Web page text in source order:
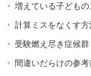
増えている子ども
計算ミスをなくす方
受験燃え尽き症候群
間違いだらけの参